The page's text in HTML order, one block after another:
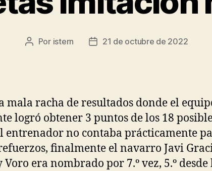
Autor
Por istern
Fecha21 de octubre de 2022
mala racha de resultados donde el
logró obtener 3 puntos de los 18
entrenador no contaba prácticamente
finalmente el navarro Javi
Voro era nombrado por 7.º vez, 5.º desde